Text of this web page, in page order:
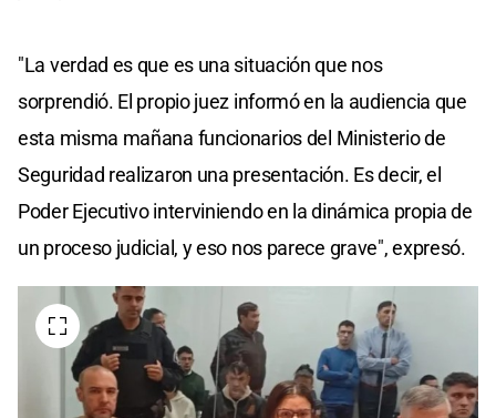
"La verdad es que es una situación que nos
sorprendió. El propio juez informó en la audiencia que
esta misma mañana funcionarios del Ministerio de
Seguridad realizaron una presentación. Es decir, el
Poder Ejecutivo interviniendo en la dinámica propia de
un proceso judicial, y eso nos parece grave", expresó.